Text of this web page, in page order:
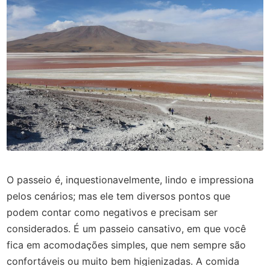
O passeio é, inquestionavelmente, lindo e impressiona
pelos cenários; mas ele tem diversos pontos que
podem contar como negativos e precisam ser
considerados. É um passeio cansativo, em que você
fica em acomodações simples, que nem sempre são
confortáveis ou muito bem higienizadas. A comida